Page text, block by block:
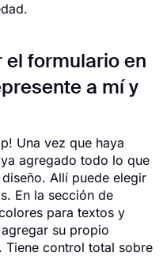
el formulario en
a mí y
Una vez que haya
agregado todo lo que
Allí puede elegir
En la sección de
para textos y
su propio
control total sobre